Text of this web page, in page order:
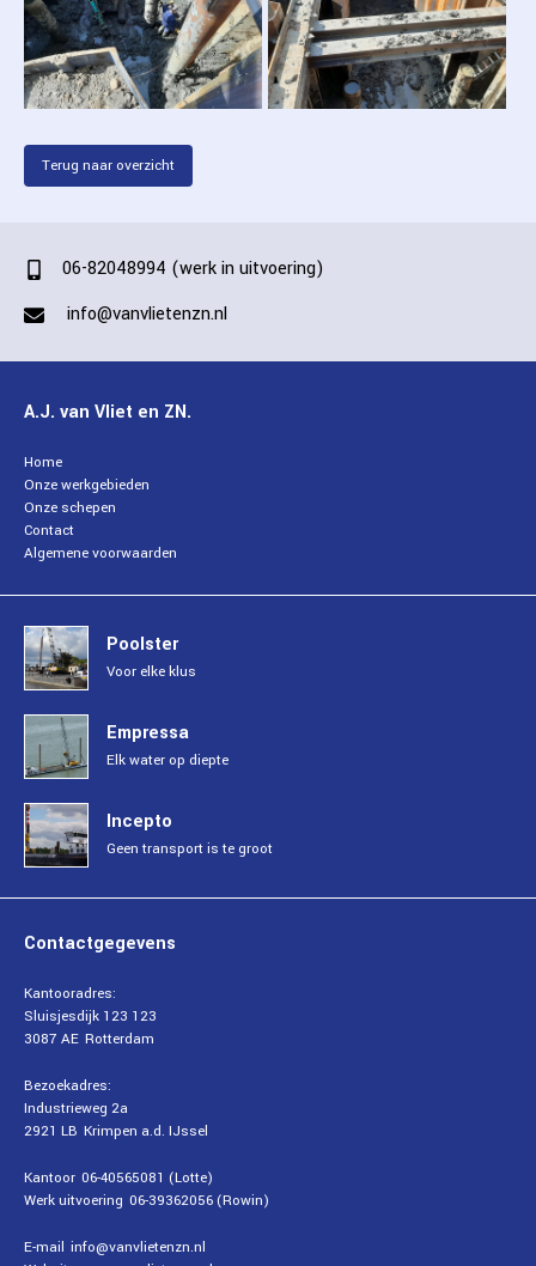
WERKGEBIEDEN
PERSONEEL
Terug naar overzicht
06-82048994 (werk in uitvoering)
info@vanvlietenzn.nl
A.J. van Vliet en ZN.
Home
Onze werkgebieden
Onze schepen
Contact
Algemene voorwaarden
Poolster
Voor elke klus
Empressa
Elk water op diepte
Incepto
Geen transport is te groot
Contactgegevens
Kantooradres:
Sluisjesdijk 123 123
3087 AE Rotterdam
Bezoekadres:
Industrieweg 2a
2921 LB Krimpen a.d. IJssel
Kantoor 06-40565081 (Lotte)
Werk uitvoering 06-39362056 (Rowin)
E-mail info@vanvlietenzn.nl